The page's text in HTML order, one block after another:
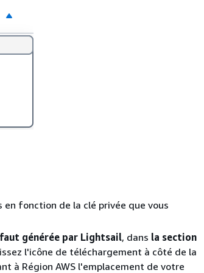
fonction de la clé privée que vous
générée par Lightsail, dans la section
l'icône de téléchargement à côté de la
à Région AWS l'emplacement de votre